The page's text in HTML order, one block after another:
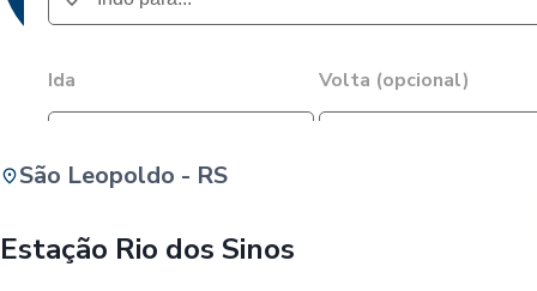
Ida Volta (opcional)
São Leopoldo - RS
Estação Rio dos Sinos